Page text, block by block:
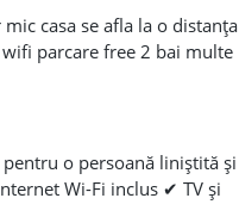
casa se afla la o distanța
parcare free 2 bai multe
Ptr mai multe informatii
o persoană liniștită și
Wi-Fi inclus ✔ TV și
Magazine precum